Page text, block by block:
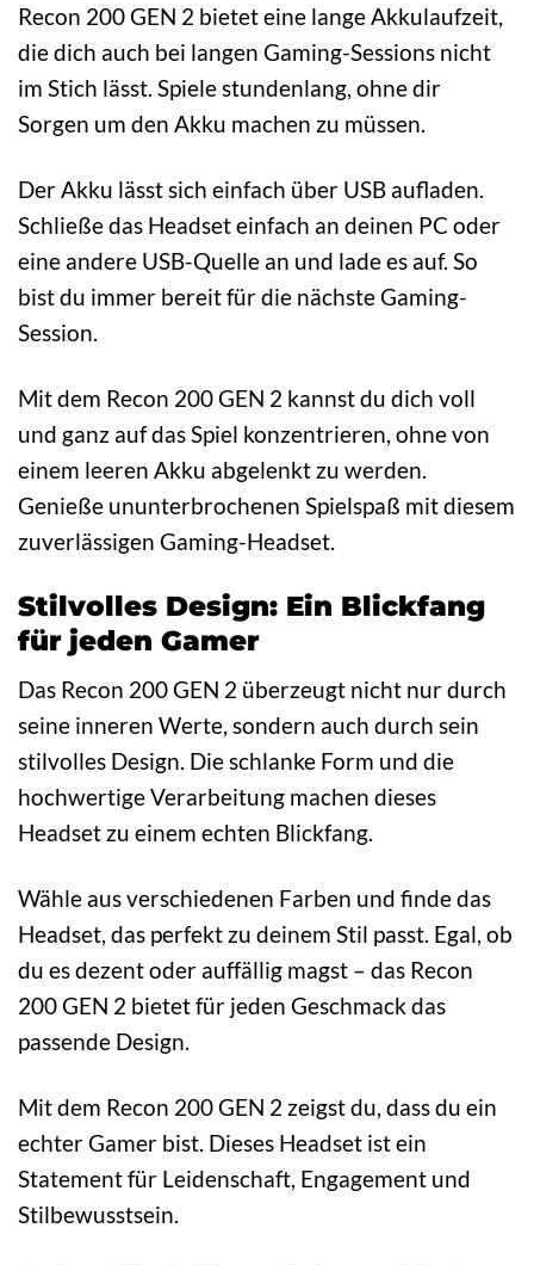
Recon 200 GEN 2 bietet eine lange Akkulaufzeit,
die dich auch bei langen Gaming-Sessions nicht
im Stich lässt. Spiele stundenlang, ohne dir
Sorgen um den Akku machen zu müssen.
Der Akku lässt sich einfach über USB aufladen.
Schließe das Headset einfach an deinen PC oder
eine andere USB-Quelle an und lade es auf. So
bist du immer bereit für die nächste Gaming-
Session.
Mit dem Recon 200 GEN 2 kannst du dich voll
und ganz auf das Spiel konzentrieren, ohne von
einem leeren Akku abgelenkt zu werden.
Genieße ununterbrochenen Spielspaß mit diesem
zuverlässigen Gaming-Headset.
Stilvolles Design: Ein Blickfang
für jeden Gamer
Das Recon 200 GEN 2 überzeugt nicht nur durch
seine inneren Werte, sondern auch durch sein
stilvolles Design. Die schlanke Form und die
hochwertige Verarbeitung machen dieses
Headset zu einem echten Blickfang.
Wähle aus verschiedenen Farben und finde das
Headset, das perfekt zu deinem Stil passt. Egal, ob
du es dezent oder auffällig magst – das Recon
200 GEN 2 bietet für jeden Geschmack das
passende Design.
Mit dem Recon 200 GEN 2 zeigst du, dass du ein
echter Gamer bist. Dieses Headset ist ein
Statement für Leidenschaft, Engagement und
Stilbewusstsein.